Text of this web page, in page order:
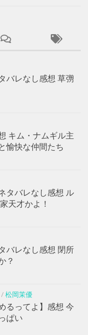
バレなし感想 草彅
キム・ナムギル主
愉快な仲間たち
タバレなし感想 ル
天才かよ！
バレなし感想 閉所
？
/ 松岡茉優
るってよ】感想 今
ぱい